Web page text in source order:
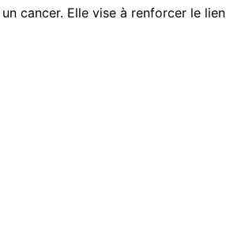
cancer. Elle vise à renforcer le